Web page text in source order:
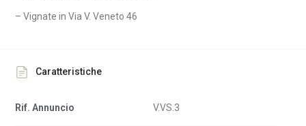
– Vignate in Via V. Veneto 46
Caratteristiche
Rif. Annuncio V.VS.3